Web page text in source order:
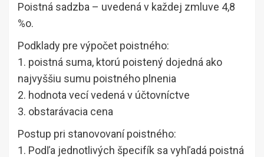
Poistná sadzba – uvedená v každej zmluve 4,8
%o.
Podklady pre výpočet poistného:
1. poistná suma, ktorú poistený dojedná ako
najvyššiu sumu poistného plnenia
2. hodnota vecí vedená v účtovníctve
3. obstarávacia cena
Postup pri stanovovaní poistného:
1. Podľa jednotlivých špecifík sa vyhľadá poistná